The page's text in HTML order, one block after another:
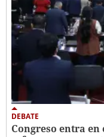
DEBATE
Congreso entra